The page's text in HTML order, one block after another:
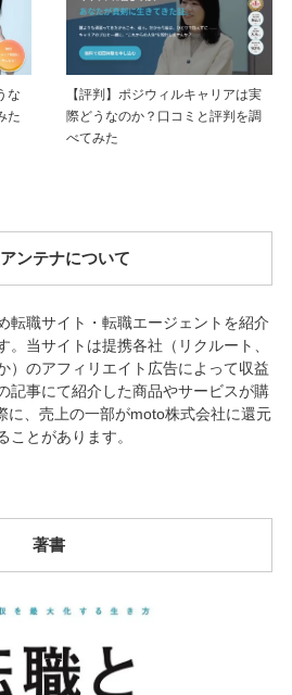
な
た
【評判】ポジウィルキャリアは実
際どうなのか？口コミと評判を調
べてみた
ンテナについて
転職サイト・転職エージェントを紹介
。当サイトは提携各社（リクルート、
）のアフィリエイト広告によって収益
記事にて紹介した商品やサービスが購
に、売上の一部がmoto株式会社に還元
ことがあります。
著書